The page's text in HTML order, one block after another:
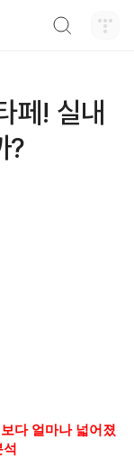
페! 실내
?
다 얼마나 넓어졌